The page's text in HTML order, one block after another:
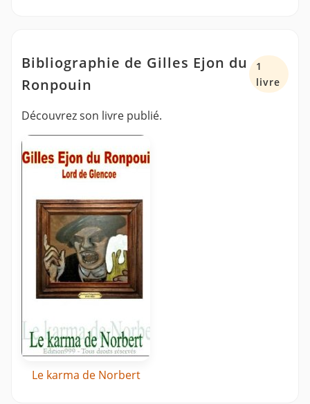
Bibliographie de Gilles Ejon du
Ronpouin
1
livre
Découvrez son livre publié.
Le karma de Norbert